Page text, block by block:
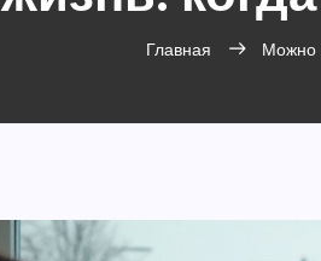
Главная Можно